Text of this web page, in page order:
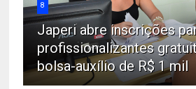
8
Japeri abre inscrições
profissionalizantes
bolsa-auxílio de R$ 1 mil